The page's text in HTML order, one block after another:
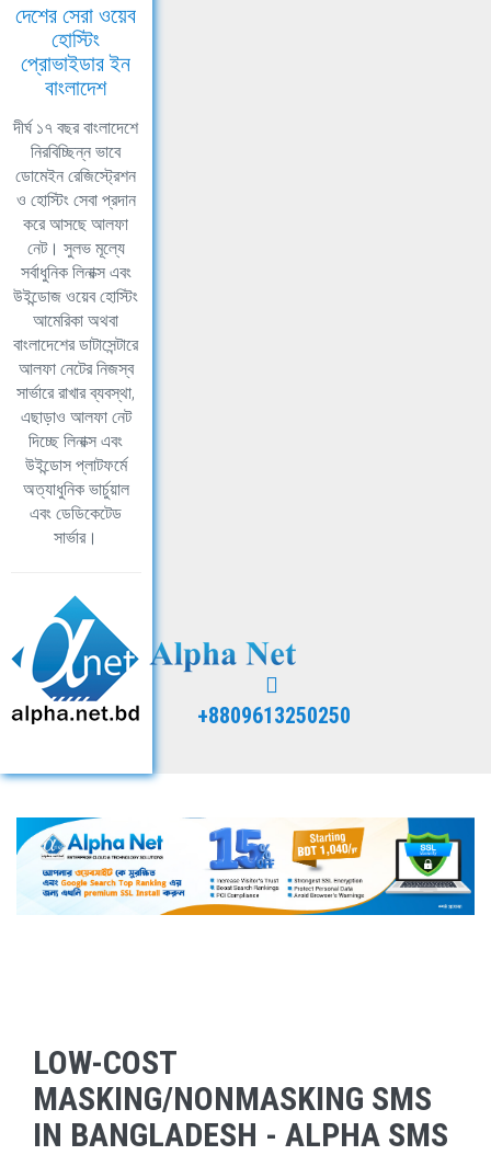
দেশের সেরা ওয়েব
হোস্টিং
প্রোভাইডার ইন
বাংলাদেশ
দীর্ঘ ১৭ বছর বাংলাদেশে
নিরবিচ্ছিন্ন ভাবে
ডোমেইন রেজিস্ট্রেশন
ও হোস্টিং সেবা প্রদান
করে আসছে আলফা
নেট। সুলভ মূল্যে
সর্বাধুনিক লিনাক্স এবং
উইন্ডোজ ওয়েব হোস্টিং
আমেরিকা অথবা
বাংলাদেশের ডাটাসেন্টারে
আলফা নেটের নিজস্ব
সার্ভারে রাখার ব্যবস্থা,
এছাড়াও আলফা নেট
দিচ্ছে লিনাক্স এবং
উইন্ডোস প্লাটফর্মে
অত্যাধুনিক ভার্চুয়াল
এবং ডেডিকেটেড
সার্ভার।
+8809613250250
LOW-COST
MASKING/NONMASKING SMS
IN BANGLADESH - ALPHA SMS